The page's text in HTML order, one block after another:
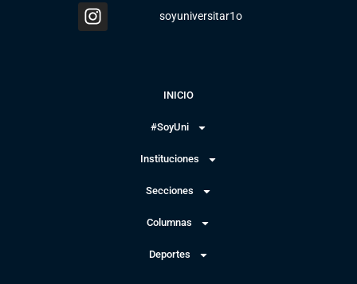
soyuniversitar1o
INICIO
#SoyUni
Instituciones
Secciones
Columnas
Deportes